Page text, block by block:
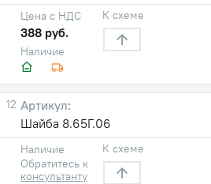
Наличие
Цена с НДС
388 руб.
К схеме
12
Шайба 8.65Г.06
Наличие
Обратитесь к
консультанту
К схеме